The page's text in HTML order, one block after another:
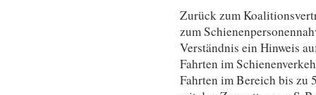
Zurück zum
zum
Verständnis ein Hinweis
Fahrten im
Fahrten im Bereich bis zu